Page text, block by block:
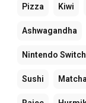
Pizza Kiwi
Ashwagandha
Nintendo Switch
Sushi Matcha